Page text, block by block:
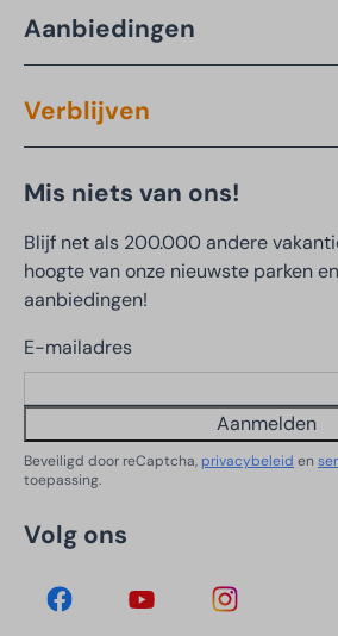
Aanbiedingen
Verblijven
Mis niets van ons!
Blijf net als 200.000 andere
hoogte van onze nieuwste parken
aanbiedingen!
E-mailadres
Aanmelden
Beveiligd door reCaptcha, privacybeleid en
toepassing.
Volg ons